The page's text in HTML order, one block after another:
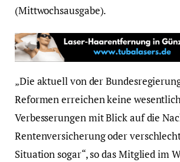
(Mittwochsausgabe).
„Die aktuell von der
Reformen erreichen keine
Verbesserungen mit Blick auf die
Rentenversicherung oder
Situation sogar“, so das Mitglied im